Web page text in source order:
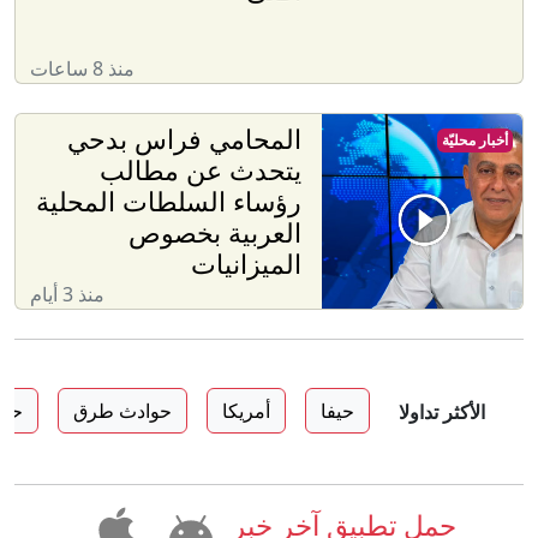
منذ 8 ساعات
المحامي فراس بدحي
يتحدث عن مطالب
رؤساء السلطات المحلية
العربية بخصوص
الميزانيات
منذ 3 أيام
أخبار محليّة
الأكثر تداولا حيفا أمريكا حوادث طرق
حمل تطبيق آخر خبر